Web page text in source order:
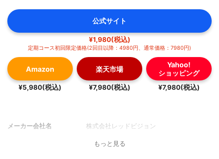
公式サイト
¥1,980(税込)
定期コース初回限定価格(2回目以降：4980円、通常価格：7980円)
Amazon
¥5,980(税込)
楽天市場
¥7,980(税込)
Yahoo!
ショッピング
¥7,980(税込)
メーカー会社名 株式会社レッドビジョン
もっと見る